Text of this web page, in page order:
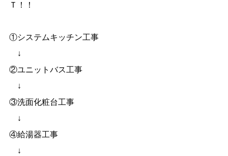
Ｔ！！
①システムキッチン工事
↓
②ユニットバス工事
↓
③洗面化粧台工事
↓
④給湯器工事
↓